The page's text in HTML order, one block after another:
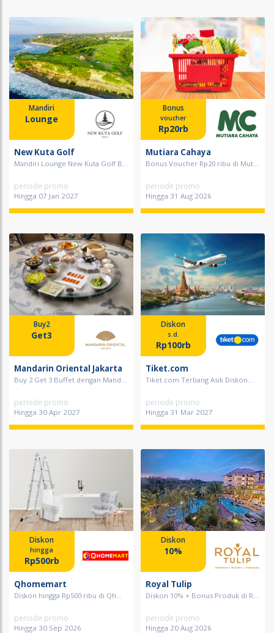
Mandiri
Lounge
New Kuta Golf
Mandiri Lounge New Kuta Golf B...
periode promo
Hingga 07 Jan 2027
Bonus
voucher
Rp20rb
Mutiara Cahaya
Bonus Voucher Rp20 ribu di Mut...
periode promo
Hingga 31 Aug 2026
Buy2
Get3
Mandarin Oriental Jakarta
Buy 2 Get 3 Buffet dengan Mand...
periode promo
Hingga 30 Apr 2027
Diskon
s.d.
Rp100rb
Tiket.com
Tiket.com Terbang Asik Diskon...
periode promo
Hingga 31 Mar 2027
Diskon
hingga
Rp500rb
Qhomemart
Diskon hingga Rp500 ribu di Qh...
periode promo
Hingga 30 Sep 2026
Diskon
10%
Royal Tulip
Diskon 10% + Bonus Produk di R...
periode promo
Hingga 20 Aug 2026